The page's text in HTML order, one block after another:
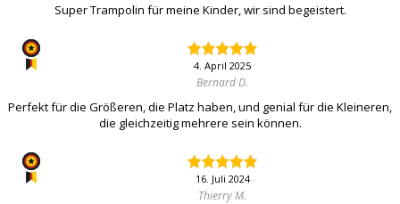
Super Trampolin für meine Kinder, wir sind begeistert.
4. April 2025
Bernard D.
Perfekt für die Größeren, die Platz haben, und genial für die Kleineren,
die gleichzeitig mehrere sein können.
16. Juli 2024
Thierry M.